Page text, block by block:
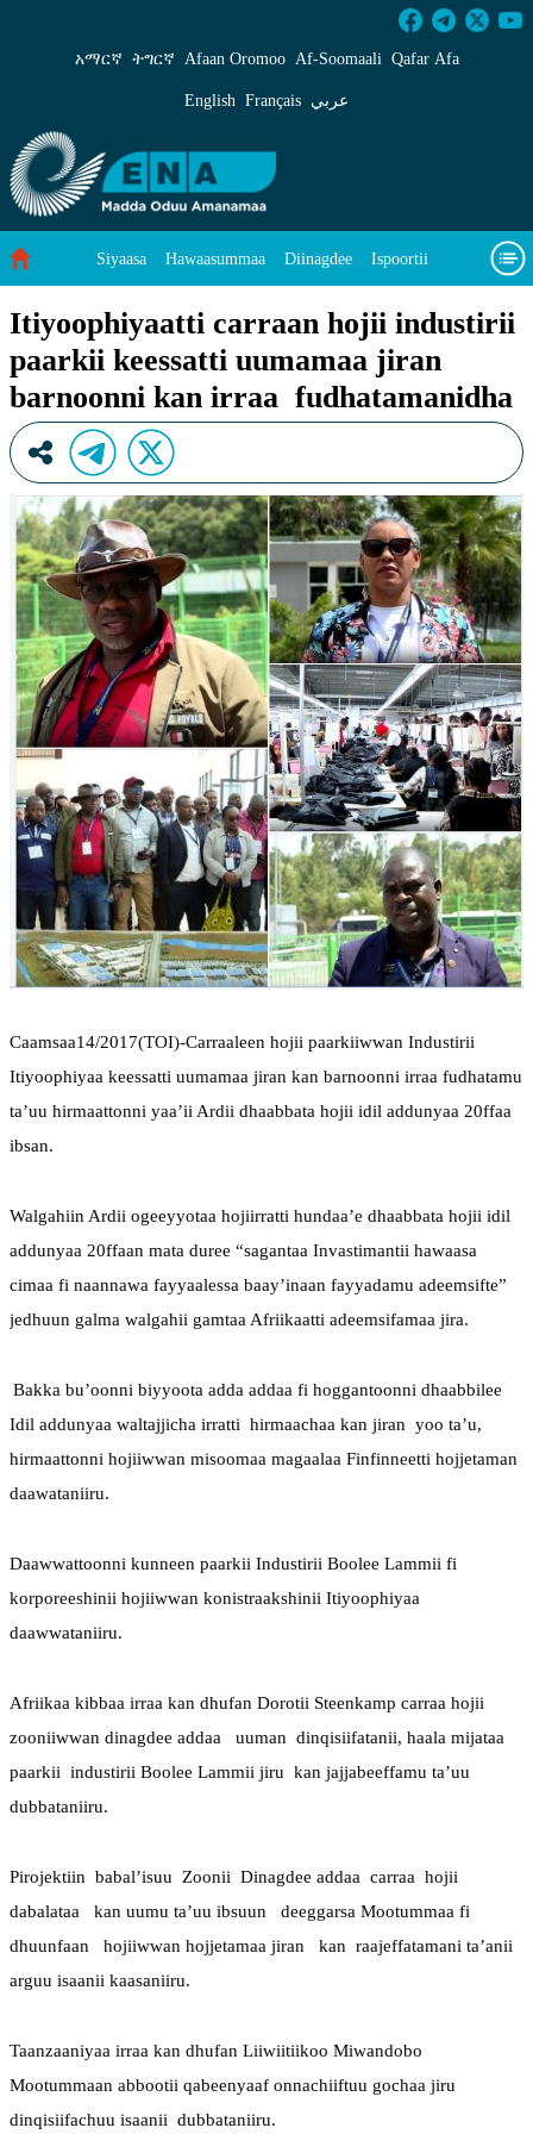
Itiyoophiyaatti carraan hojii industirii paarkii
አማርኛ ትግርኛ Afaan Oromoo Af‑Soomaali Qafar Afa
English Français عربي
Siyaasa Hawaasummaa Diinagdee Ispoortii
Waa’ee keenya
Itiyoophiyaatti carraan hojii industirii
paarkii keessatti uumamaa jiran
barnoonni kan irraa fudhatamanidha
Caamsaa14/2017(TOI)-Carraaleen hojii paarkiiwwan Industirii
Itiyoophiyaa keessatti uumamaa jiran kan barnoonni irraa fudhatamu
ta’uu hirmaattonni yaa’ii Ardii dhaabbata hojii idil addunyaa 20ffaa
ibsan.
Walgahiin Ardii ogeeyyotaa hojiirratti hundaa’e dhaabbata hojii idil
addunyaa 20ffaan mata duree “sagantaa Invastimantii hawaasa
cimaa fi naannawa fayyaalessa baay’inaan fayyadamu adeemsifte”
jedhuun galma walgahii gamtaa Afriikaatti adeemsifamaa jira.
Bakka bu’oonni biyyoota adda addaa fi hoggantoonni dhaabbilee
Idil addunyaa waltajjicha irratti  hirmaachaa kan jiran  yoo ta’u,
hirmaattonni hojiiwwan misoomaa magaalaa Finfinneetti hojjetaman
daawataniiru.
Daawwattoonni kunneen paarkii Industirii Boolee Lammii fi
korporeeshinii hojiiwwan konistraakshinii Itiyoophiyaa
daawwataniiru.
Afriikaa kibbaa irraa kan dhufan Dorotii Steenkamp carraa hojii
zooniiwwan dinagdee addaa   uuman  dinqisiifatanii, haala mijataa
paarkii  industirii Boolee Lammii jiru  kan jajjabeeffamu ta’uu
dubbataniiru.
Pirojektiin  babal’isuu  Zoonii  Dinagdee addaa  carraa  hojii
dabalataa   kan uumu ta’uu ibsuun   deeggarsa Mootummaa fi
dhuunfaan   hojiiwwan hojjetamaa jiran   kan  raajeffatamani ta’anii
arguu isaanii kaasaniiru.
Taanzaaniyaa irraa kan dhufan Liiwiitiikoo Miwandobo
Mootummaan abbootii qabeenyaaf onnachiiftuu gochaa jiru
dinqisiifachuu isaanii  dubbataniiru.